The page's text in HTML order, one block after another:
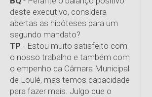
deste executivo, considera
abertas as hipóteses para um
segundo mandato?
TP - Estou muito satisfeito com
o nosso trabalho e também com
o empenho da Câmara Municipal
de Loulé, mas temos capacidade
para fazer mais. Julgo que o